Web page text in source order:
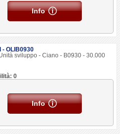
Info
- OLIB0930
sviluppo - Ciano - B0930 - 30.000
0
Info